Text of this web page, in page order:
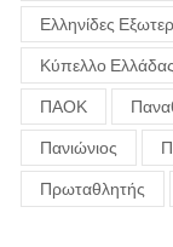
Ελληνίδες
Κύπελλο Ελλάδας
ΠΑΟΚ
Πανιώνιος
Πρωταθλητής